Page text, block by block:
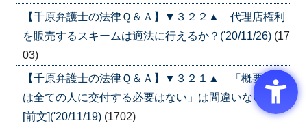
【千原弁護士の法律Ｑ＆Ａ】▼３２２▲ 代理店権利
を販売するスキームは適法に行えるか？('20/11/26) (17
03)
【千原弁護士の法律Ｑ＆Ａ】▼３２１▲ 「概要書面
は全ての人に交付する必要はない」は間違いないか？
[前文]('20/11/19) (1702)